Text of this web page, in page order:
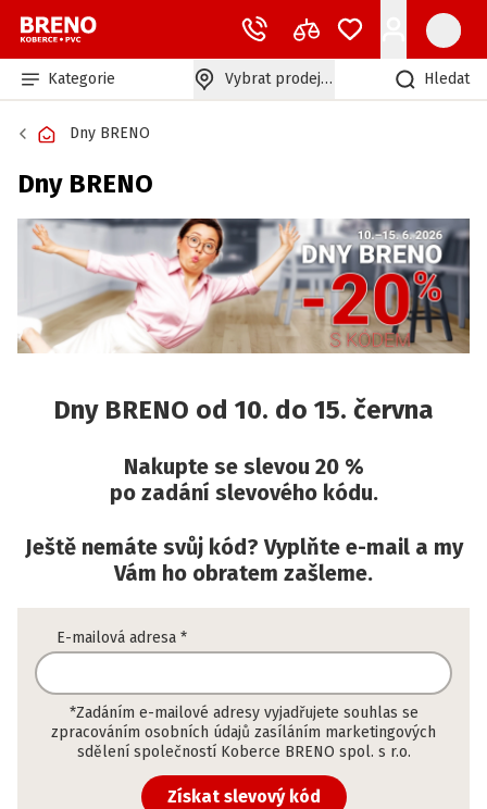
Kategorie Vybrat prodejnu Hledat
Dny BRENO
Dny BRENO
Dny BRENO od 10. do 15. června
Nakupte se slevou 20 %
​​​​​​​po zadání slevového kódu.
Ještě nemáte svůj kód? Vyplňte e-mail a my
Vám ho obratem zašleme.
E-mailová adresa *
*Zadáním e-mailové adresy vyjadřujete souhlas se
zpracováním osobních údajů zasíláním marketingových
sdělení společností Koberce BRENO spol. s r.o.
Získat slevový kód